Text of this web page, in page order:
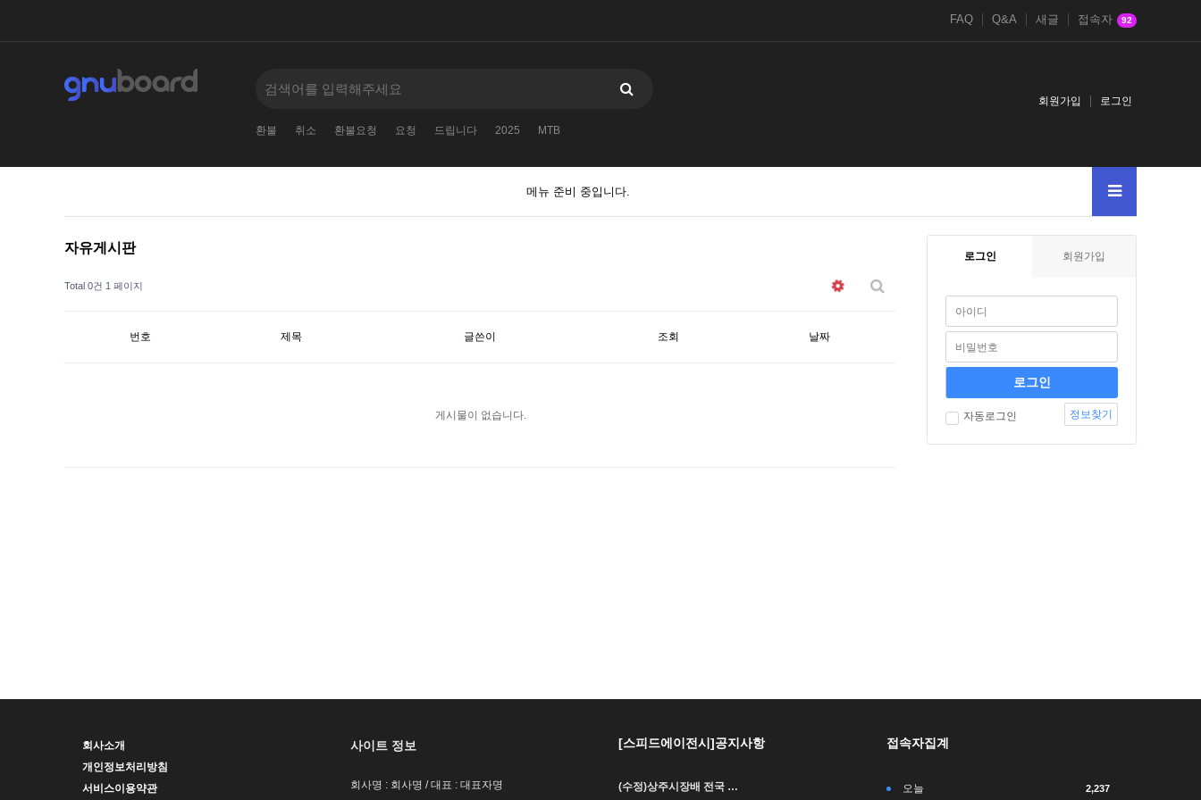
FAQ Q&A 새글 접속자 92
환불 취소 환불요청 요청 드립니다 2025 MTB
회원가입 로그인
메뉴 준비 중입니다.
자유게시판
Total 0건 1 페이지
번호 제목 글쓴이 조회 날짜
게시물이 없습니다.
로그인 회원가입
자동로그인 정보찾기
회사소개
개인정보처리방침
서비스이용약관
사이트 정보
회사명 : 회사명 / 대표 : 대표자명
[스피드에이전시]공지사항
(수정)상주시장배 전국 …
접속자집계
오늘 2,237